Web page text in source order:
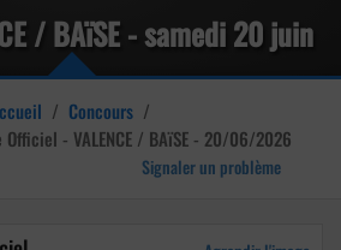
/ BAïSE - samedi 20 juin
2026
/ Concours /
Officiel - VALENCE / BAïSE - 20/06/2026
Signaler un problème